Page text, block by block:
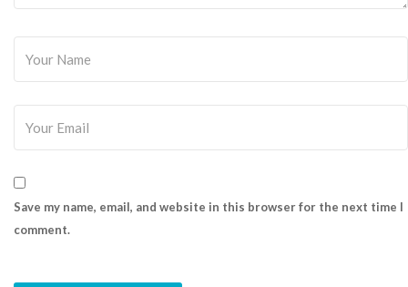
Save my name, email, and website in this browser for the next time I
comment.